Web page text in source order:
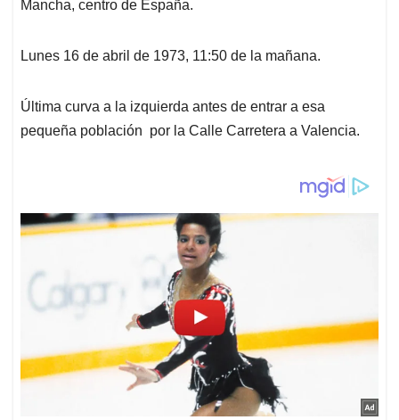
A
p
o
k
d
n
d
Mancha, centro de España.
Lunes 16 de abril de 1973, 11:50 de la mañana.
Última curva a la izquierda antes de entrar a esa
pequeña población por la Calle Carretera a Valencia.